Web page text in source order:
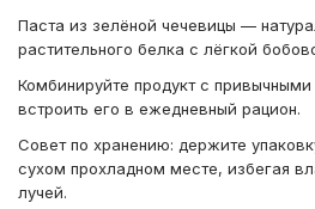
Паста из зелёной чечевицы —
растительного белка с лёгкой
Комбинируйте продукт с
встроить его в ежедневный рацион.
Совет по хранению: держите
сухом прохладном месте, избегая
лучей.